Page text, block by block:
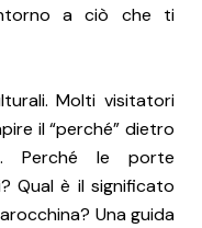
a ciò che ti
Molti visitatori
il “perché” dietro
Perché le porte
Qual è il significato
Una guida